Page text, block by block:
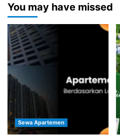
You may have missed
Sewa Apartemen